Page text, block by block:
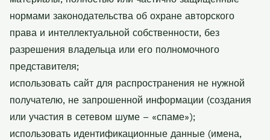
нормами законодательства об охране авторского
права и интеллектуальной собственности, без
разрешения владельца или его полномочного
представителя;
использовать сайт для распространения не нужной
получателю, не запрошенной информации (создания
или участия в сетевом шуме – «спаме»);
использовать идентификационные данные (имена,